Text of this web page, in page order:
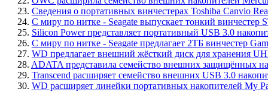
23. Сведения о портативных винчестерах Toshiba Canvio
24. С миру по нитке - Seagate выпускает тонкий
25. Silicon Power представляет портативный USB 3.0
26. С миру по нитке - Seagate предлагает 2ТБ винчестер
27. WD предлагает внешний жёсткий диск для хранения
28. ADATA представила семейство внешних защищённых
29. Transcend расширяет семейство внешних USB 3.0
30. WD расширяет линейки портативных накопителей My